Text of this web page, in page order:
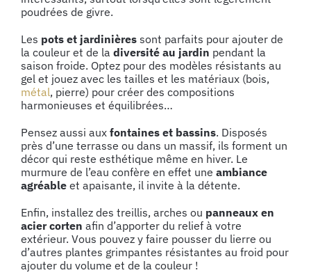
poudrées de givre.
Les pots et jardinières sont parfaits pour ajouter de
la couleur et de la diversité au jardin pendant la
saison froide. Optez pour des modèles résistants au
gel et jouez avec les tailles et les matériaux (bois,
métal, pierre) pour créer des compositions
harmonieuses et équilibrées…
Pensez aussi aux fontaines et bassins. Disposés
près d’une terrasse ou dans un massif, ils forment un
décor qui reste esthétique même en hiver. Le
murmure de l’eau confère en effet une ambiance
agréable et apaisante, il invite à la détente.
Enfin, installez des treillis, arches ou panneaux en
acier corten afin d’apporter du relief à votre
extérieur. Vous pouvez y faire pousser du lierre ou
d’autres plantes grimpantes résistantes au froid pour
ajouter du volume et de la couleur !